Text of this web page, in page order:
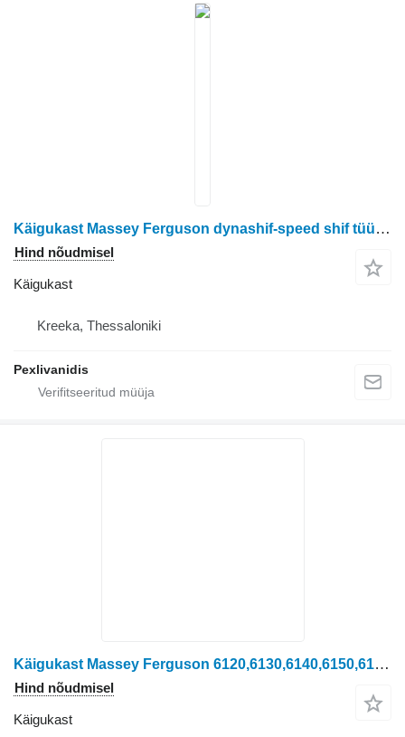
Käigukast Massey Ferguson dynashif-speed shif tüübi jaoks ratastraktori Massey Ferguson 3680-6180-8130-8160
Hind nõudmisel
Käigukast
Kreeka, Thessaloniki
Pexlivanidis
Käigukast Massey Ferguson 6120,6130,6140,6150,6160,6235,6245,6255,6260 3712062M1 tüübi jaoks ratastraktori Massey Ferguson ALL
Hind nõudmisel
Käigukast